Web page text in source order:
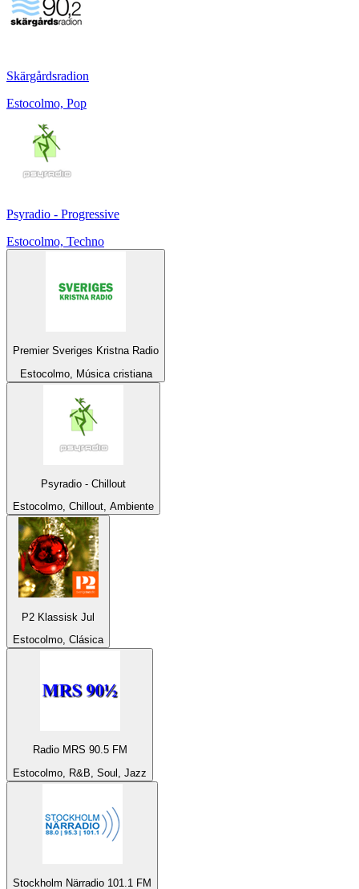
Skärgårdsradion
Estocolmo, Pop
Psyradio - Progressive
Estocolmo, Techno
Premier Sveriges Kristna Radio
Estocolmo, Música cristiana
Psyradio - Chillout
Estocolmo, Chillout, Ambiente
P2 Klassisk Jul
Estocolmo, Clásica
Radio MRS 90.5 FM
Estocolmo, R&B, Soul, Jazz
Stockholm Närradio 101.1 FM